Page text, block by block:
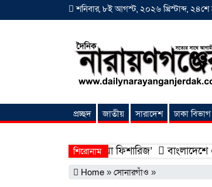
শনিবার, ৮ই আগস্ট, ২০২৬ খ্রিস্টাব্দ, ২৪শে
প্রচ্ছদ জাতীয় সারাদেশ ঢাকা বিভাগ
শিরোনাম
‘শিফা মোহাম্মদিয়া ফিশারিজ’ বাংলাদেশে এখন
Home » সোনারগাঁও »